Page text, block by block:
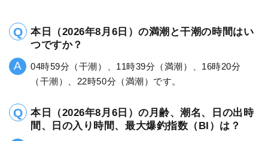
本日（2026年8月6日）の満潮と干潮の時間はい
つですか？
04時59分（干潮）、11時39分（満潮）、16時20分
（干潮）、22時50分（満潮）です。
本日（2026年8月6日）の月齢、潮名、日の出時
間、日の入り時間、最大爆釣指数（BI）は？